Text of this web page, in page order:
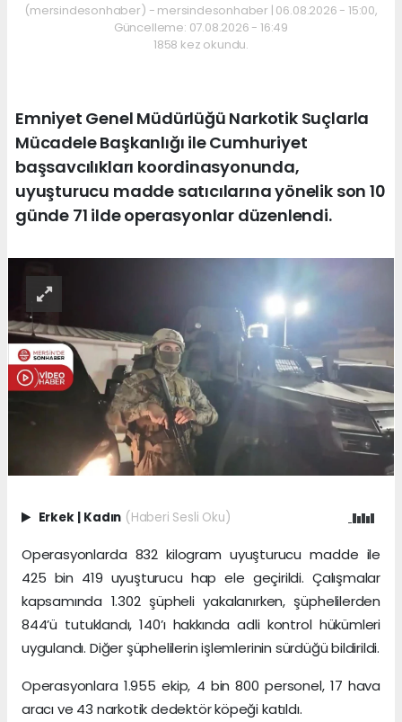
(mersindesonhaber) - mersindesonhaber | 06.08.2026 - 15:00,
Güncelleme: 07.08.2026 - 16:49
1858 kez okundu.
Emniyet Genel Müdürlüğü Narkotik Suçlarla
Mücadele Başkanlığı ile Cumhuriyet
başsavcılıkları koordinasyonunda,
uyuşturucu madde satıcılarına yönelik son 10
günde 71 ilde operasyonlar düzenlendi.
Erkek | Kadın (Haberi Sesli Oku)
Operasyonlarda 832 kilogram uyuşturucu madde ile
425 bin 419 uyuşturucu hap ele geçirildi. Çalışmalar
kapsamında 1.302 şüpheli yakalanırken, şüphelilerden
844’ü tutuklandı, 140’ı hakkında adli kontrol hükümleri
uygulandı. Diğer şüphelilerin işlemlerinin sürdüğü bildirildi.
Operasyonlara 1.955 ekip, 4 bin 800 personel, 17 hava
aracı ve 43 narkotik dedektör köpeği katıldı.